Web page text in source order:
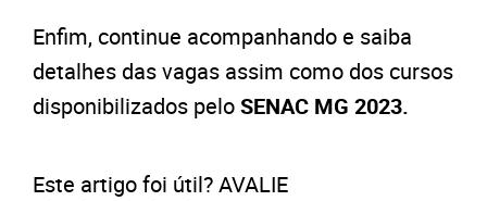
Enfim, continue acompanhando e saiba
detalhes das vagas assim como dos cursos
disponibilizados peloSENAC MG 2023.
Este artigo foi útil? AVALIE